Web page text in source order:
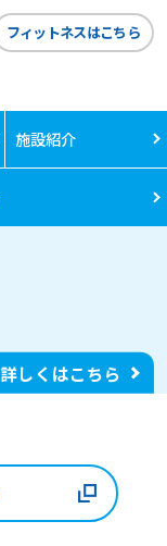
フィットネスはこちら
施設紹介
詳しくはこちら